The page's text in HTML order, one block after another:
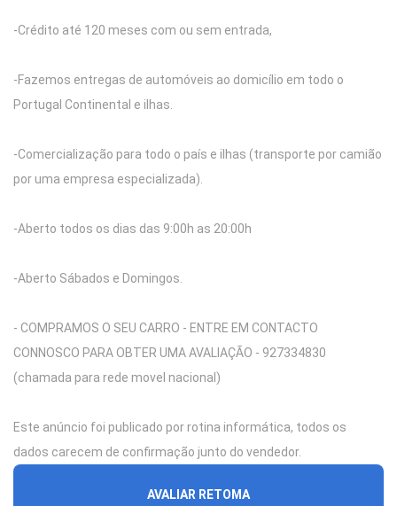
-Crédito até 120 meses com ou sem entrada,
-Fazemos entregas de automóveis ao domicílio em todo o
Portugal Continental e ilhas.
-Comercialização para todo o país e ilhas (transporte por camião
por uma empresa especializada).
-Aberto todos os dias das 9:00h as 20:00h
-Aberto Sábados e Domingos.
- COMPRAMOS O SEU CARRO - ENTRE EM CONTACTO
CONNOSCO PARA OBTER UMA AVALIAÇÃO - 927334830
(chamada para rede movel nacional)
Este anúncio foi publicado por rotina informática, todos os
dados carecem de confirmação junto do vendedor.
AVALIAR RETOMA